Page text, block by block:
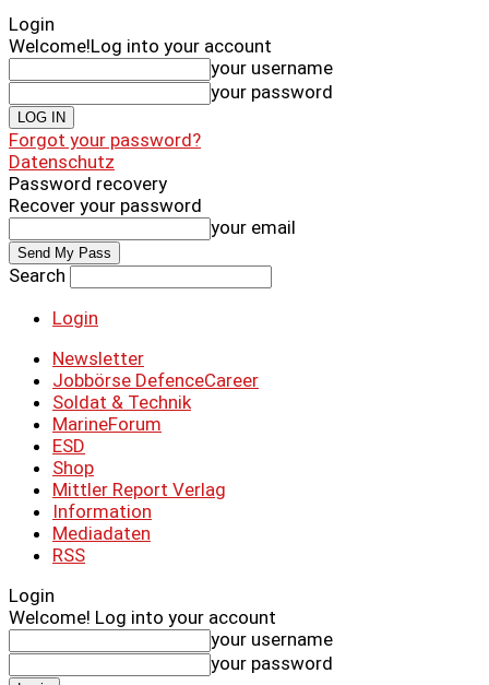
Login
Welcome!Log into your account
your username
your password
Forgot your password?
Datenschutz
Password recovery
Recover your password
your email
Search
Login
Newsletter
Jobbörse DefenceCareer
Soldat & Technik
MarineForum
ESD
Shop
Mittler Report Verlag
Information
Mediadaten
RSS
Login
Welcome! Log into your account
your username
your password